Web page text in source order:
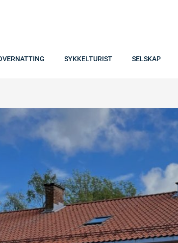
SYKKELTURIST SELSKAP